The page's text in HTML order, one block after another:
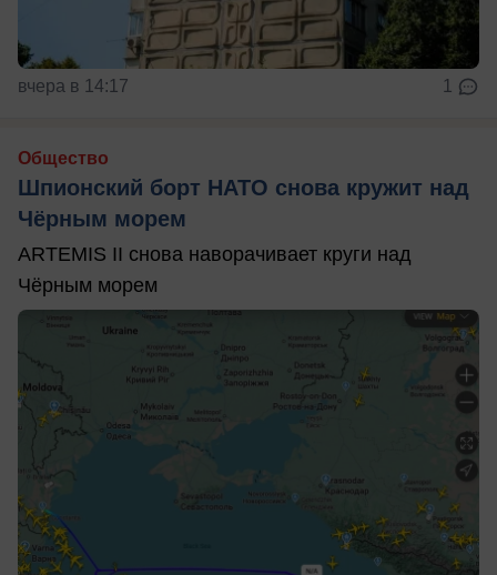
вчера в 14:17 1
Общество
Шпионский борт НАТО снова кружит над
Чёрным морем
ARTEMIS II снова наворачивает круги над
Чёрным морем